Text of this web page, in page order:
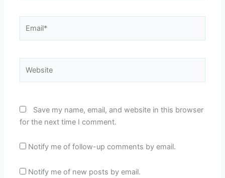
Save my name, email, and website in this browser
for the next time I comment.
Notify me of follow-up comments by email.
Notify me of new posts by email.